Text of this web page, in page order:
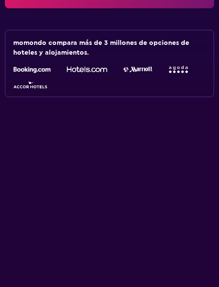
momondo compara más de 3 millones de opciones de
hoteles y alojamientos.